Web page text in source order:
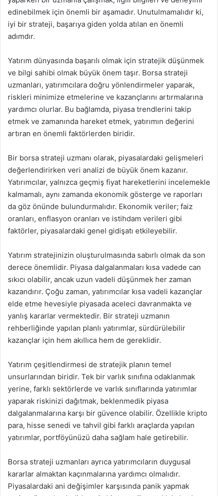
edinebilmek için önemli bir aşamadır. Unutulmamalıdır ki,
iyi bir strateji, başarıya giden yolda atılan en önemli
adımdır.
Yatırım dünyasında başarılı olmak için stratejik düşünmek
ve bilgi sahibi olmak büyük önem taşır. Borsa strateji
uzmanları, yatırımcılara doğru yönlendirmeler yaparak,
riskleri minimize etmelerine ve kazançlarını artırmalarına
yardımcı olurlar. Bu bağlamda, piyasa trendlerini takip
etmek ve zamanında hareket etmek, yatırımın değerini
artıran en önemli faktörlerden biridir.
Bir borsa strateji uzmanı olarak, piyasalardaki gelişmeleri
değerlendirirken veri analizi de büyük önem kazanır.
Yatırımcılar, yalnızca geçmiş fiyat hareketlerini incelemekle
kalmamalı, aynı zamanda ekonomik gösterge ve raporları
da göz önünde bulundurmalıdır. Ekonomik veriler; faiz
oranları, enflasyon oranları ve istihdam verileri gibi
faktörler, piyasalardaki genel gidişatı etkileyebilir.
Yatırım stratejinizin oluşturulmasında sabırlı olmak da son
derece önemlidir. Piyasa dalgalanmaları kısa vadede can
sıkıcı olabilir, ancak uzun vadeli düşünmek her zaman
kazandırır. Çoğu zaman, yatırımcılar kısa vadeli kazançlar
elde etme hevesiyle piyasada aceleci davranmakta ve
yanlış kararlar vermektedir. Bir strateji uzmanın
rehberliğinde yapılan planlı yatırımlar, sürdürülebilir
kazançlar için hem akıllıca hem de gereklidir.
Yatırım çeşitlendirmesi de stratejik planın temel
unsurlarından biridir. Tek bir varlık sınıfına odaklanmak
yerine, farklı sektörlerde ve varlık sınıflarında yatırımlar
yaparak riskinizi dağıtmak, beklenmedik piyasa
dalgalanmalarına karşı bir güvence olabilir. Özellikle kripto
para, hisse senedi ve tahvil gibi farklı araçlarda yapılan
yatırımlar, portföyünüzü daha sağlam hale getirebilir.
Borsa strateji uzmanları ayrıca yatırımcıların duygusal
kararlar almaktan kaçınmalarına yardımcı olmalıdır.
Piyasalardaki ani değişimler karşısında panik yapmak